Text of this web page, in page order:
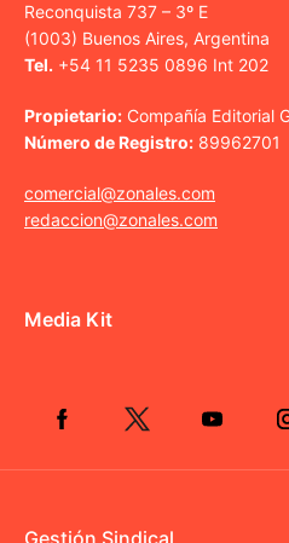
Reconquista 737 – 3º E
(1003) Buenos Aires, Argentina
Tel. +54 11 5235 0896 Int 202
Propietario: Compañía Editorial
Número de Registro: 89962701
comercial@zonales.com
redaccion@zonales.com
Media Kit